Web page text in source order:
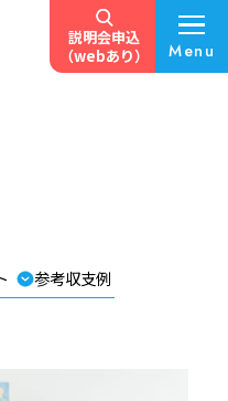
説明会申込
（webあり）
Menu
参考収支例